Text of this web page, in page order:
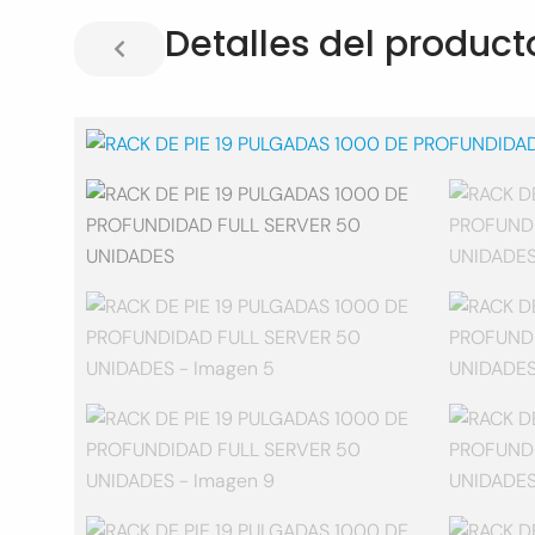
Detalles del